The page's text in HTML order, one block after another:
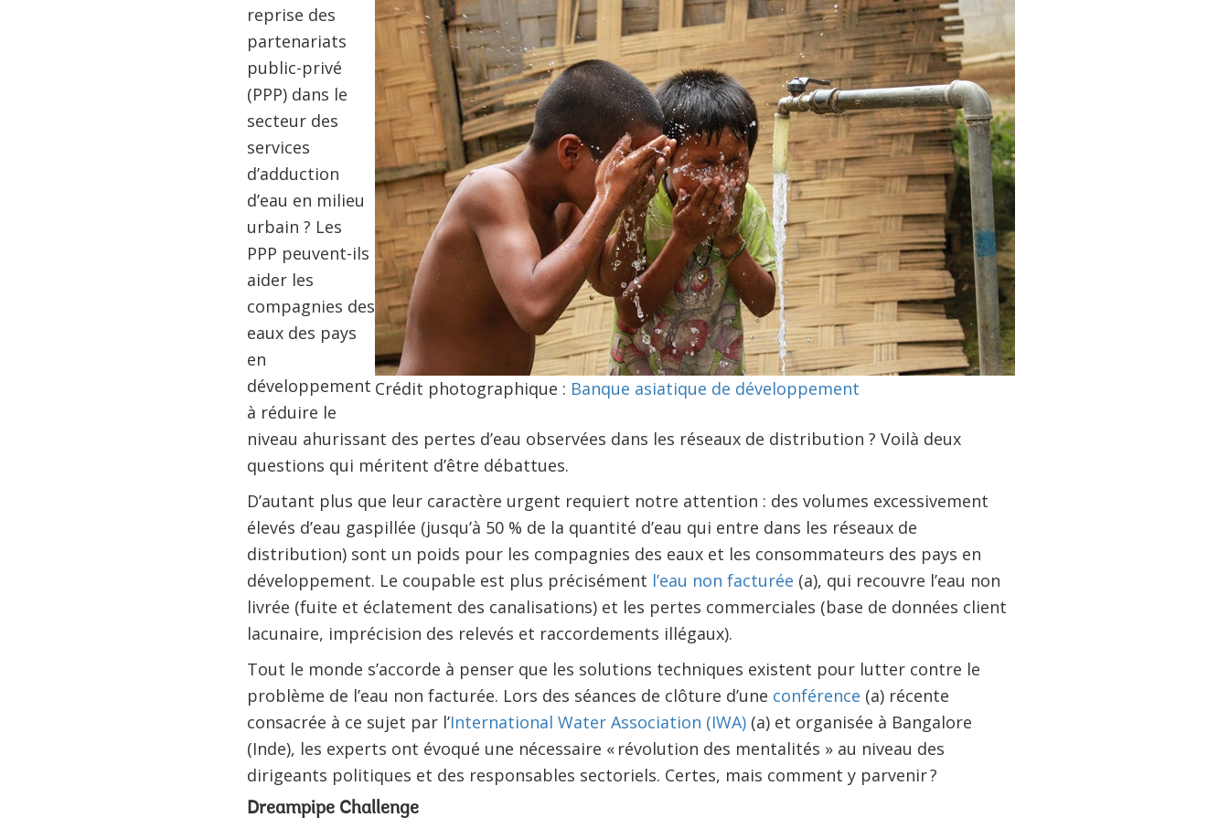
Crédit photographique : Banque asiatique de développement
reprise des
partenariats
public-privé
(PPP) dans le
secteur des
services
d’adduction
d’eau en milieu
urbain ? Les
PPP peuvent-ils
aider les
compagnies des
eaux des pays
en
développement
à réduire le
niveau ahurissant des pertes d’eau observées dans les réseaux de distribution ? Voilà deux
questions qui méritent d’être débattues.
D’autant plus que leur caractère urgent requiert notre attention : des volumes excessivement
élevés d’eau gaspillée (jusqu’à 50 % de la quantité d’eau qui entre dans les réseaux de
distribution) sont un poids pour les compagnies des eaux et les consommateurs des pays en
développement. Le coupable est plus précisément l’eau non facturée (a), qui recouvre l’eau non
livrée (fuite et éclatement des canalisations) et les pertes commerciales (base de données client
lacunaire, imprécision des relevés et raccordements illégaux).
Tout le monde s’accorde à penser que les solutions techniques existent pour lutter contre le
problème de l’eau non facturée. Lors des séances de clôture d’une conférence (a) récente
consacrée à ce sujet par l’International Water Association (IWA)(a) et organisée à Bangalore
(Inde), les experts ont évoqué une nécessaire « révolution des mentalités » au niveau des
dirigeants politiques et des responsables sectoriels. Certes, mais comment y parvenir ?
Dreampipe Challenge